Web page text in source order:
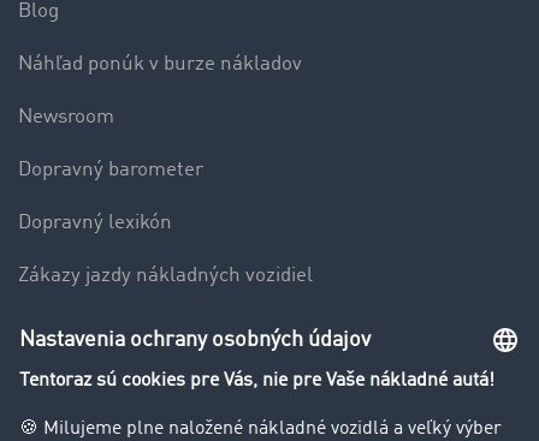
Blog
Náhľad ponúk v burze nákladov
Newsroom
Dopravný barometer
Dopravný lexikón
Zákazy jazdy nákladných vozidiel
Firma